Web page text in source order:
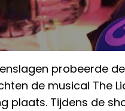
probeerde
de musical The
plaats. Tijdens de